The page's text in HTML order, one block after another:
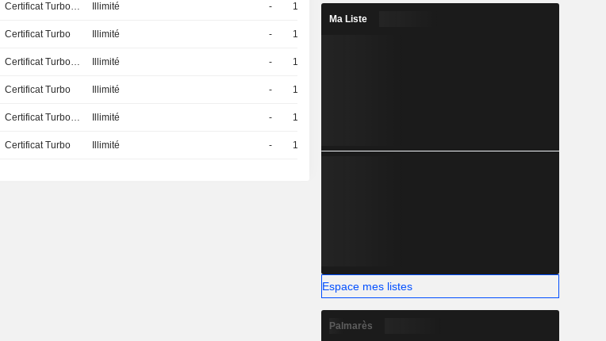
Certificat Turbo Stop Loss Illimité - 10 26,14EUR
Certificat Turbo Illimité - 10
Certificat Turbo Stop Loss Illimité - 10
Certificat Turbo Illimité - 10
Certificat Turbo Stop Loss Illimité - 10
Certificat Turbo Illimité - 10
Ma Liste
Espace mes listes
Palmarès